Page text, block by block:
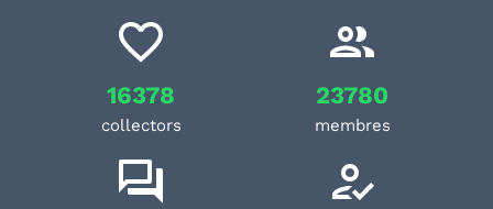
16378
collectors
23780
membres